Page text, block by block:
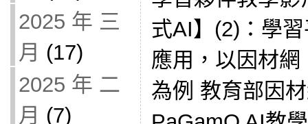
2025 年 三
月 (17)
2025 年 二
月 (7)
式AI】(2)：學
應用，以因材
為例 教育部因